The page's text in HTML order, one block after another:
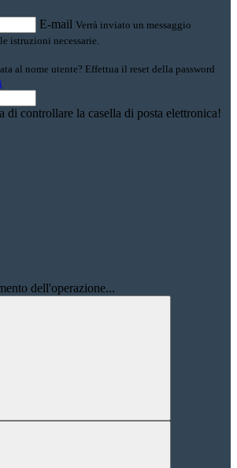
E-mail Verrà inviato un messaggio
istruzioni necessarie.
al nome utente? Effettua il reset della password
di controllare la casella di posta elettronica!
dell'operazione...